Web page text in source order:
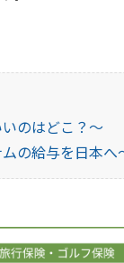
のはどこ？～
の給与を日本へ